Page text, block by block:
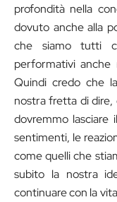
profondità nella
dovuto anche alla
che siamo tutti
performativi
Quindi credo che
nostra fretta di dire,
dovremmo
sentimenti, le
come quelli che
subito la nostra
continuare con la